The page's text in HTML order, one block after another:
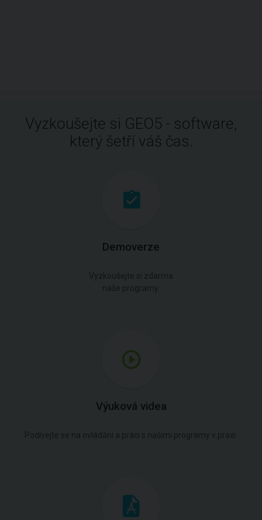
Vyzkoušejte si GEO5 - software,
který šetří váš čas.
Demoverze
Vyzkoušejte si zdarma
naše programy.
Výuková videa
Podívejte se na ovládání a práci s našimi programy v praxi.